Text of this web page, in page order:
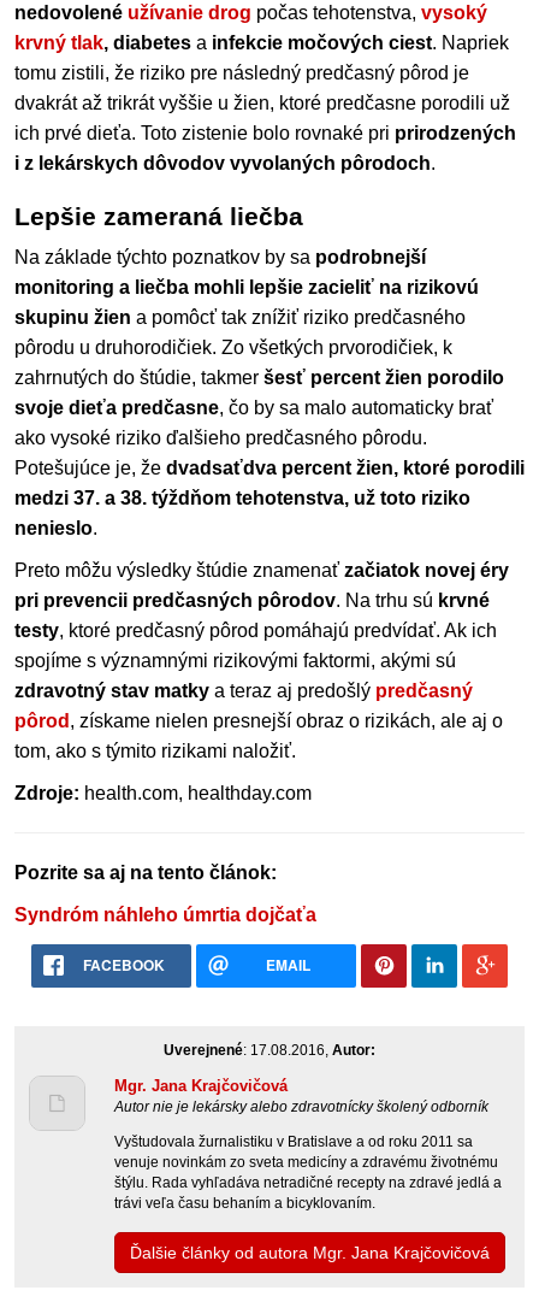
nedovolené užívanie drog počas tehotenstva, vysoký
krvný tlak, diabetes a infekcie močových ciest. Napriek
tomu zistili, že riziko pre následný predčasný pôrod je
dvakrát až trikrát vyššie u žien, ktoré predčasne porodili už
ich prvé dieťa. Toto zistenie bolo rovnaké pri prirodzených
i z lekárskych dôvodov vyvolaných pôrodoch.
Lepšie zameraná liečba
Na základe týchto poznatkov by sa podrobnejší
monitoring a liečba mohli lepšie zacieliť na rizikovú
skupinu žien a pomôcť tak znížiť riziko predčasného
pôrodu u druhorodičiek. Zo všetkých prvorodičiek, k
zahrnutých do štúdie, takmer šesť percent žien porodilo
svoje dieťa predčasne, čo by sa malo automaticky brať
ako vysoké riziko ďalšieho predčasného pôrodu.
Potešujúce je, že dvadsaťdva percent žien, ktoré porodili
medzi 37. a 38. týždňom tehotenstva, už toto riziko
nenieslo.
Preto môžu výsledky štúdie znamenať začiatok novej éry
pri prevencii predčasných pôrodov. Na trhu sú krvné
testy, ktoré predčasný pôrod pomáhajú predvídať. Ak ich
spojíme s významnými rizikovými faktormi, akými sú
zdravotný stav matky a teraz aj predošlý predčasný
pôrod , získame nielen presnejší obraz o rizikách, ale aj o
tom, ako s týmito rizikami naložiť.
Zdroje: health.com, healthday.com
Pozrite sa aj na tento článok:
Syndróm náhleho úmrtia dojčaťa
FACEBOOK EMAIL
Uverejnené: 17.08.2016, Autor:
Mgr. Jana Krajčovičová
Autor nie je lekársky alebo zdravotnícky školený odborník
Vyštudovala žurnalistiku v Bratislave a od roku 2011 sa
venuje novinkám zo sveta medicíny a zdravému životnému
štýlu. Rada vyhľadáva netradičné recepty na zdravé jedlá a
trávi veľa času behaním a bicyklovaním.
Ďalšie články od autora Mgr. Jana Krajčovičová